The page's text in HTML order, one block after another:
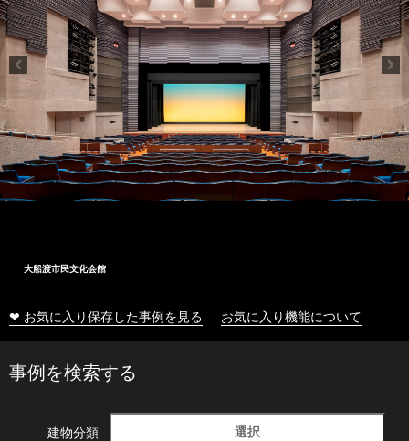
大船渡市民文化会館
❤ お気に入り保存した事例を見る お気に入り機能について
事例を検索する
建物分類 選択